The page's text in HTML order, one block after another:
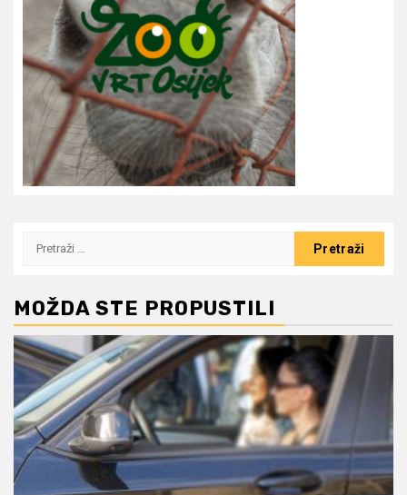
Pretraži:
MOŽDA STE PROPUSTILI